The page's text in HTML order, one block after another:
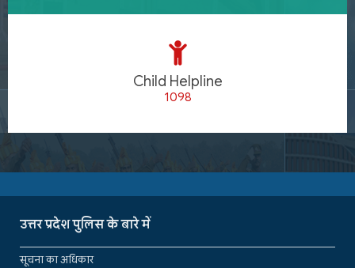
Child Helpline
1098
उत्तर प्रदेश पुलिस के बारे में
सूचना का अधिकार